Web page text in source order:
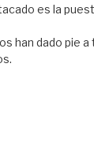
es la
han dado pie